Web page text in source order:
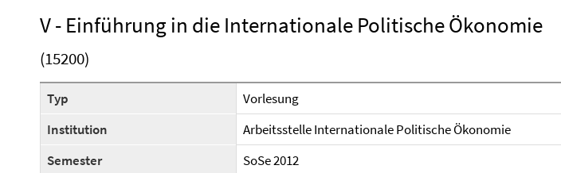
V - Einführung in die Internationale Politische Ökonomie
(15200)
Typ
Vorlesung
Institution
Arbeitsstelle Internationale Politische Ökonomie
Semester
SoSe 2012